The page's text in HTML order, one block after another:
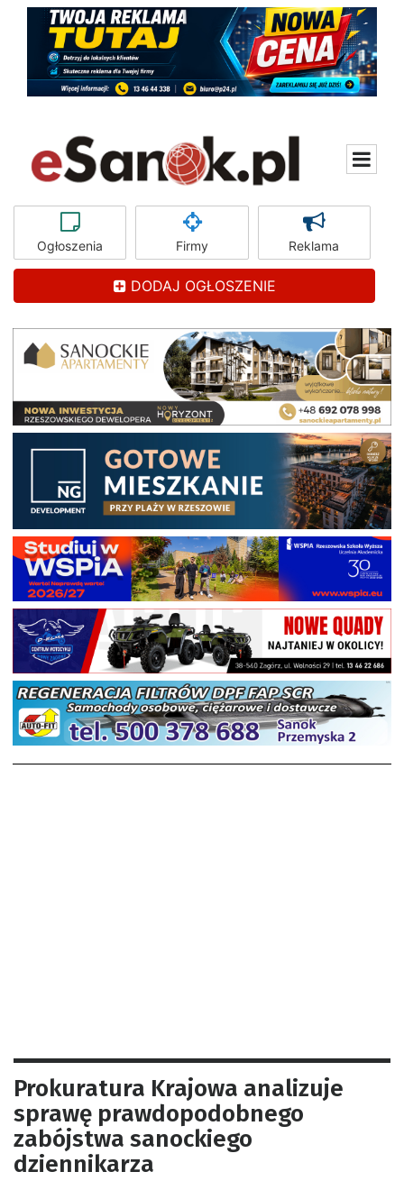
Ogłoszenia Firmy Reklama
DODAJ OGŁOSZENIE
Prokuratura Krajowa analizuje
sprawę prawdopodobnego
zabójstwa sanockiego
dziennikarza